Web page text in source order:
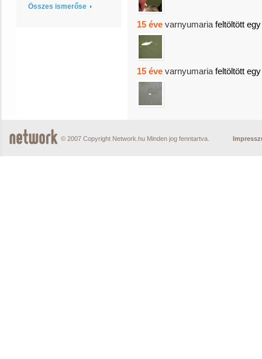
Összes ismerőse
15 éve varnyumaria feltöltött
15 éve varnyumaria feltöltött
© 2007 Copyright Network.hu Minden jog fenntartva.